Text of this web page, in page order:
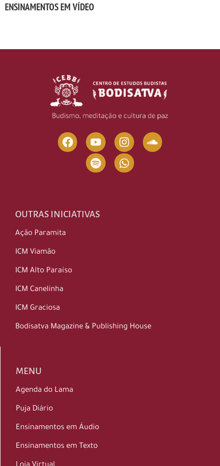
ENSINAMENTOS EM VÍDEO
OUTRAS INICIATIVAS
Ação Paramita
ICM Viamão
ICM Alto Paraíso
ICM Canelinha
ICM Graciosa
Bodisatva Magazine & Publishing House
MENU
Agenda do Lama
Puja Diário
Ensinamentos em Áudio
Ensinamentos em Texto